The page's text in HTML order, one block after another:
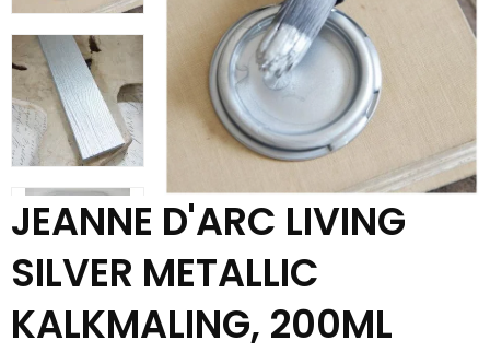
JEANNE D'ARC LIVING
SILVER METALLIC
KALKMALING, 200ML